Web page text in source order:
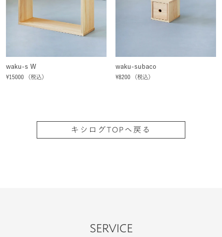
waku-s W
¥15000 （税込）
waku-subaco
¥8200 （税込）
キシログTOPへ戻る
SERVICE